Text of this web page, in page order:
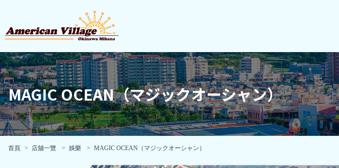
MAGIC OCEAN（マジックオーシャン）
首頁 店舖一覽 娛樂 MAGIC OCEAN（マジックオーシャン）